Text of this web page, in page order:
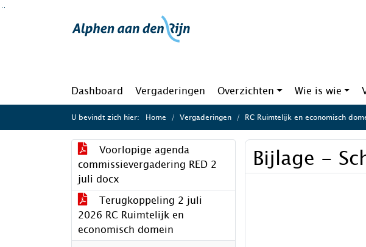
Ga naar de inhoud van deze pagina
Dashboard Vergaderingen Overzichten Wie is wie
U bevindt zich hier: Home Vergaderingen RC Ruimtelijk en economisch
Voorlopige agenda
commissievergadering RED 2
juli docx
Terugkoppeling 2 juli
2026 RC Ruimtelijk en
economisch domein
Bijlage -